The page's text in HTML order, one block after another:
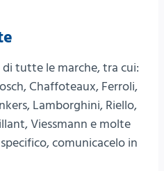
tutte le marche, tra cui:
Chaffoteaux, Ferroli,
Lamborghini, Riello,
Viessmann e molte
comunicacelo in